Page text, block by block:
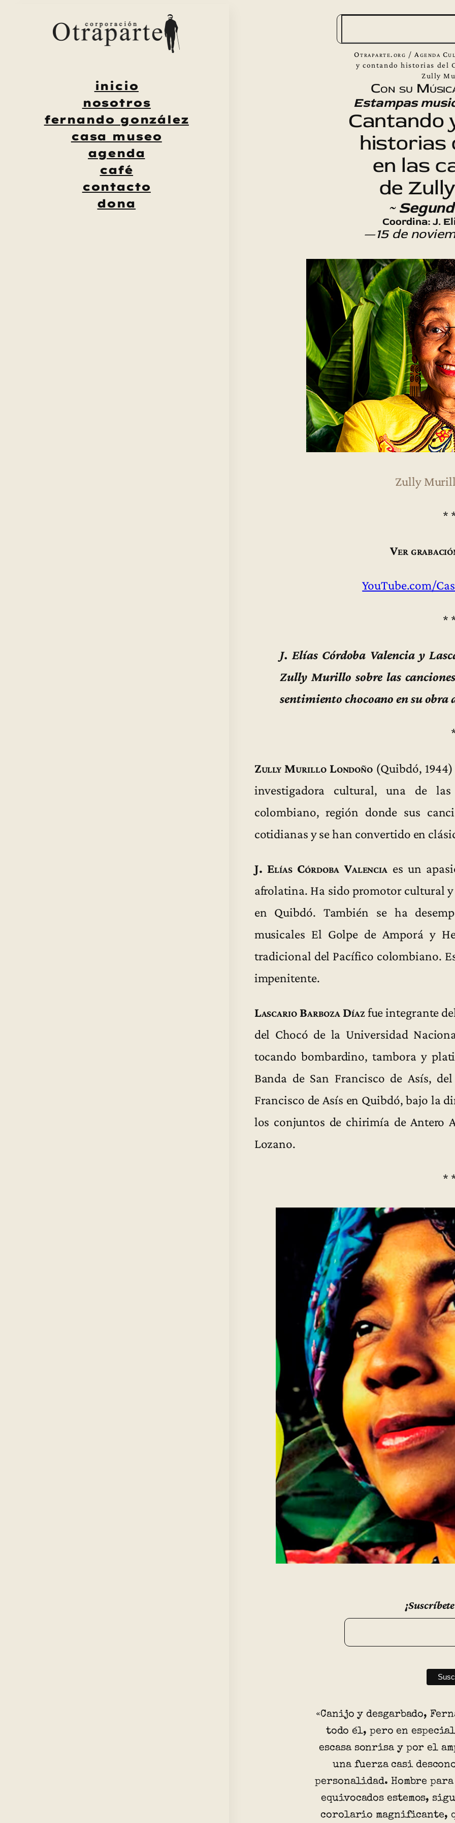
inicio
nosotros
fernando gonzález
casa museo
agenda
café
contacto
dona
Otraparte.org / Agenda
y contando historias del
Zully
Con su
Estampas
Cantando
historias
en las
de
~
Coordina: J.
—15 de
Zully
*
Ver
YouTube.com/
*
J. Elías Córdoba Valencia y
Zully Murillo sobre las
sentimiento chocoano en su
Zully Murillo Londoño (Quibdó,
investigadora cultural, una de
colombiano, región donde sus
cotidianas y se han convertido en
J. Elías Córdoba Valencia es un
afrolatina. Ha sido promotor cultural y
en Quibdó. También se ha
musicales El Golpe de Amporá y
tradicional del Pacífico colombiano.
impenitente.
Lascario Barboza Díazfue integrante
del Chocó de la Universidad
tocando bombardino, tambora y
Banda de San Francisco de Asís,
Francisco de Asís en Quibdó, bajo la
los conjuntos de chirimía de Antero
Lozano.
*
«Canijo y desgarbado,
todo él, pero en
escasa sonrisa y por el
una fuerza casi
personalidad. Hombre
equivocados estemos,
corolario magnificante,